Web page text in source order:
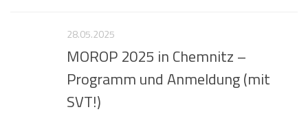
28.05.2025
MOROP 2025 in Chemnitz –
Programm und Anmeldung (mit
SVT!)